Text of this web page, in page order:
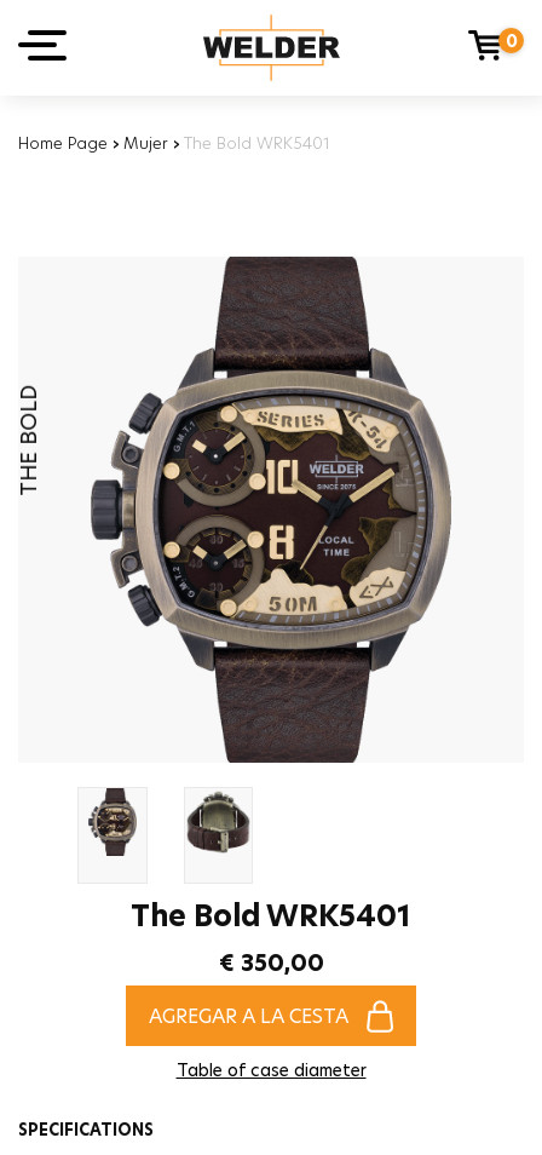
0
Home Page › Mujer › The Bold WRK5401
THE BOLD
The Bold WRK5401
€ 350,00
AGREGAR A LA CESTA
Table of case diameter
SPECIFICATIONS